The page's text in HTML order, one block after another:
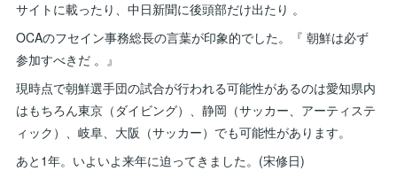
サイトに載ったり、中日新聞に後頭部だけ出たり 。
OCAのフセイン事務総長の言葉が印象的でした。『 朝鮮は必ず
参加すべきだ 。』
現時点で朝鮮選手団の試合が行われる可能性があるのは愛知県内
はもちろん東京（ダイビング）、静岡（サッカー、アーティステ
ィック）、岐阜、大阪（サッカー）でも可能性があります。
あと1年。いよいよ来年に迫ってきました。(宋修日)